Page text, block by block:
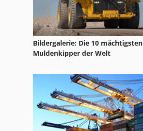
Bildergalerie: Die 10 mächtigsten
Muldenkipper der Welt